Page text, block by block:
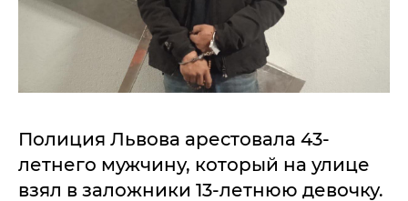
Полиция Львова арестовала 43-
летнего мужчину, который на улице
взял в заложники 13-летнюю девочку.